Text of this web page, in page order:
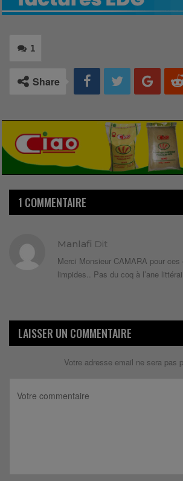
1
Share
1 COMMENTAIRE
Manlafi Dit
Merci Monsieur CAMARA pour
limpides.. Pas du coq à l’ane
LAISSER UN COMMENTAIRE
Votre adresse email ne sera pas